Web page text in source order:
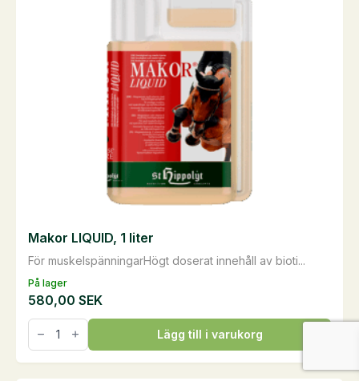
På lager
För muskelspänningarHögt doserat innehåll av bioti...
Makor LIQUID, 1 liter
580,00 SEK
Makor
LIQUID,
1
liter
Lägg till i varukorg